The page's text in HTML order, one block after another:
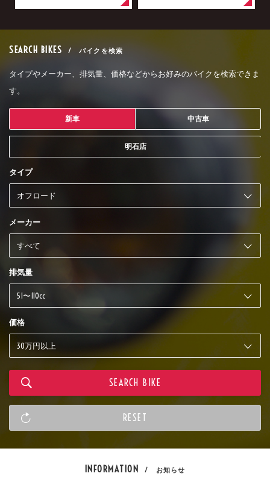
SEARCH BIKES / バイクを検索
タイプやメーカー、排気量、価格などからお好みのバイクを検索できま
す。
新車 中古車
明石店
タイプ
メーカー
排気量
価格
INFORMATION / お知らせ